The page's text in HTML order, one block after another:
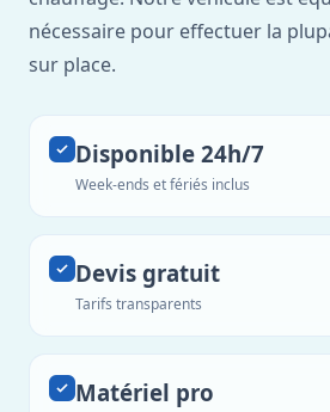
nécessaire pour effectuer la
sur place.
Disponible 24h/7
Week-ends et fériés inclus
Devis gratuit
Tarifs transparents
Matériel pro